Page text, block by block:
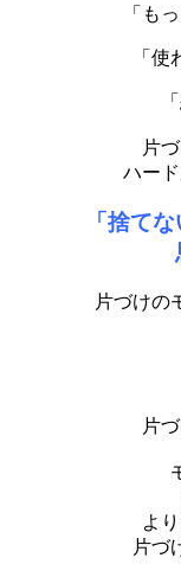
「も
「
片
ハー
「捨て
片づけの
片
よ
片づ